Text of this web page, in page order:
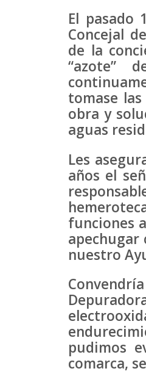
El pasado
Concejal
de la
“azote”
tomase
obra y
aguas
Les
años el
funciones
apechugar
nuestro
pudimos
comarca,